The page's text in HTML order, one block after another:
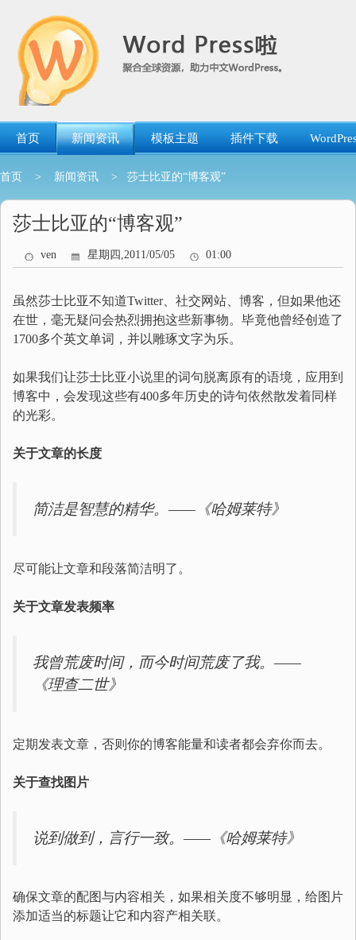
首页 新闻资讯 模板主题 插件下载
首页 > 新闻资讯 > 莎士比亚的“博客观”
莎士比亚的“博客观”
ven 星期四,2011/05/05 01:00
虽然莎士比亚不知道Twitter、社交网站、博客，但如果他还
在世，毫无疑问会热烈拥抱这些新事物。毕竟他曾经创造了
1700多个英文单词，并以雕琢文字为乐。
如果我们让莎士比亚小说里的词句脱离原有的语境，应用到
博客中，会发现这些有400多年历史的诗句依然散发着同样
的光彩。
关于文章的长度
简洁是智慧的精华。——《哈姆莱特》
尽可能让文章和段落简洁明了。
关于文章发表频率
我曾荒废时间，而今时间荒废了我。——
《理查二世》
定期发表文章，否则你的博客能量和读者都会弃你而去。
关于查找图片
说到做到，言行一致。——《哈姆莱特》
确保文章的配图与内容相关，如果相关度不够明显，给图片
添加适当的标题让它和内容产相关联。